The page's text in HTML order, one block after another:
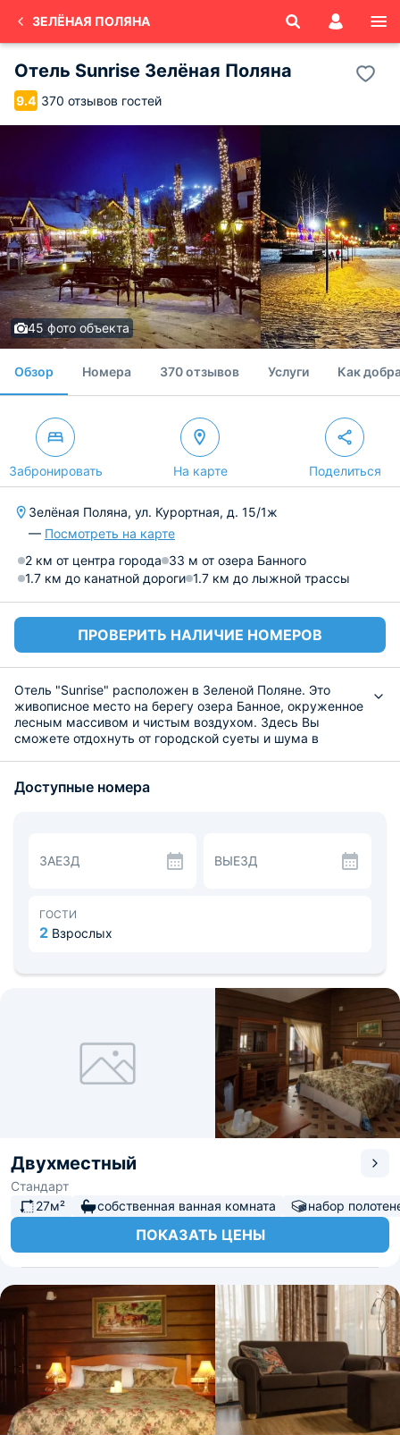
ЗЕЛЁНАЯ ПОЛЯНА
Отель Sunrise Зелёная Поляна
9.4 370 отзывов гостей
45 фото объекта
Обзор Номера 370 отзывов Услуги Как
Забронировать На карте Поделиться
Зелёная Поляна, ул. Курортная, д. 15/1ж
— Посмотреть на карте
2 км от центра города 33 м от озера Банного
1.7 км до канатной дороги 1.7 км до лыжной трассы
ПРОВЕРИТЬ НАЛИЧИЕ НОМЕРОВ
Отель "Sunrise" расположен в Зеленой Поляне. Это
живописное место на берегу озера Банное, окруженное
лесным массивом и чистым воздухом. Здесь Вы
сможете отдохнуть от городской суеты и шума в
Номерной фонд представлен комфортабельными
собственной ванной комнате установлены
качественная сантехника.
Расстояние до ближайшего аэропорта оставляет 39 км.
Уфа находится в 5 часах езды от отеля.
Доступные номера
ЗАЕЗД ВЫЕЗД
ГОСТИ
2 Взрослых
Двухместный
Стандарт
27м²
собственная ванная комната набор
ПОКАЗАТЬ ЦЕНЫ